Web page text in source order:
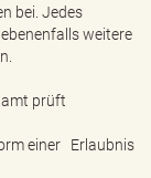
bei. Jedes
weitere
prüft
einer Erlaubnis